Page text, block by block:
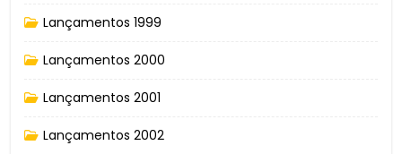
Lançamentos 1999
Lançamentos 2000
Lançamentos 2001
Lançamentos 2002